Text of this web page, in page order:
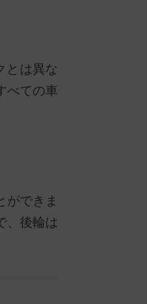
とは異な
べての車
ができま
、後輪は